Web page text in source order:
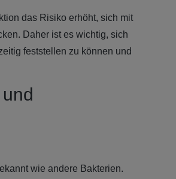
das Risiko erhöht, sich mit
Daher ist es wichtig, sich
feststellen zu können und
wie andere Bakterien.